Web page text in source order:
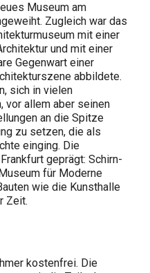
Museum am
Zugleich war das
mit einer
und mit einer
Gegenwart einer
abbildete.
sich in vielen
vor allem aber seinen
an die Spitze
zu setzen, die als
einging. Die
geprägt: Schirn-
für Moderne
wie die Kunsthalle
Zeit.
kostenfrei. Die